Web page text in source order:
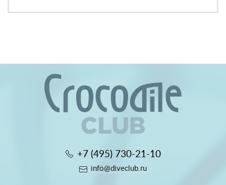
+7 (495) 730-21-10
info@diveclub.ru